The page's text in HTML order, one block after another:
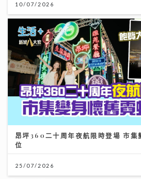
10/07/2026
昂坪360二十周年夜航限時登場 市集
位
25/07/2026